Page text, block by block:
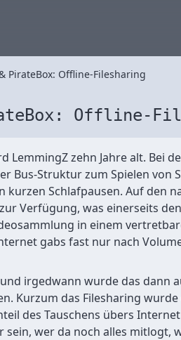
PirateBox: Offline-Filesharing
Offline-
LemmingZ zehn Jahre alt. Bei
Bus-Struktur zum Spielen
kurzen Schlafpausen. Auf den
Verfügung, was einerseits
in einem
gabs fast nur nach
irgedwann wurde das dann
Kurzum das Filesharing
des Tauschens übers
sein, wer da noch alles mitlogt,